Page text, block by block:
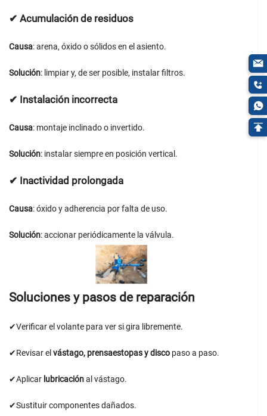
✔ Acumulación de residuos
Causa: arena, óxido o sólidos en el asiento.
Solución: limpiar y, de ser posible, instalar filtros.
✔ Instalación incorrecta
Causa: montaje inclinado o invertido.
Solución: instalar siempre en posición vertical.
✔ Inactividad prolongada
Causa: óxido y adherencia por falta de uso.
Solución: accionar periódicamente la válvula.
Soluciones y pasos de reparación
✔Verificar el volante para ver si gira libremente.
✔Revisar el vástago, prensaestopas y disco paso a paso.
✔Aplicar lubricaciónal vástago.
✔Sustituir componentes dañados.